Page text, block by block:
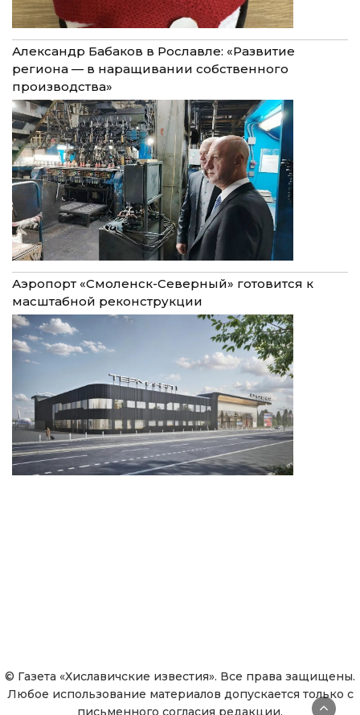
Александр Бабаков в Рославле: «Развитие
региона — в наращивании собственного
производства»
Аэропорт «Смоленск-Северный» готовится к
масштабной реконструкции
© Газета «Хиславичские известия». Все права защищены.
Любое использование материалов допускается только с
письменного согласия редакции.